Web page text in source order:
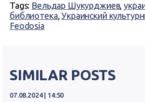
Tags: Вельдар Шукурджиев,
библиотека,Украинский
Feodosia
SIMILAR POSTS
07.08.2024 | 14:50